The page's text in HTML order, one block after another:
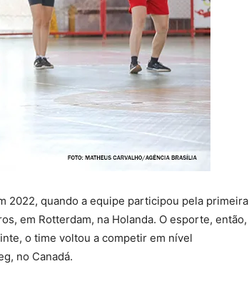
2022, quando a equipe participou pela primeira
em Rotterdam, na Holanda. O esporte, então,
o time voltou a competir em nível
no Canadá.